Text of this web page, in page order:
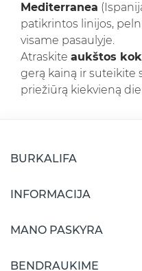
Mediterranea
patikrintos linijos,
visame pasaulyje.
Atraskite aukštos
gerą kainą ir suteikite
priežiūrą kiekvieną
BURKALIFA
INFORMACIJA
MANO PASKYRA
BENDRAUKIME